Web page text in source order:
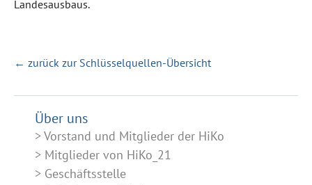
Landesausbaus.
← zurück zur Schlüsselquellen-Übersicht
Über uns
Vorstand und Mitglieder der HiKo
Mitglieder von HiKo_21
Geschäftsstelle